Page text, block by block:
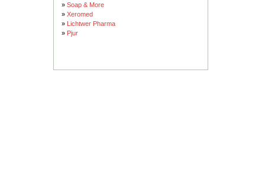
» Soap & More
» Xeromed
» Lichtwer Pharma
» Pjur